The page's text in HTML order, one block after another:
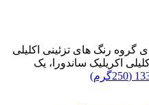
گروه رنگ های تزئینی اکلیلی
اکریلیک ساندورا، یک